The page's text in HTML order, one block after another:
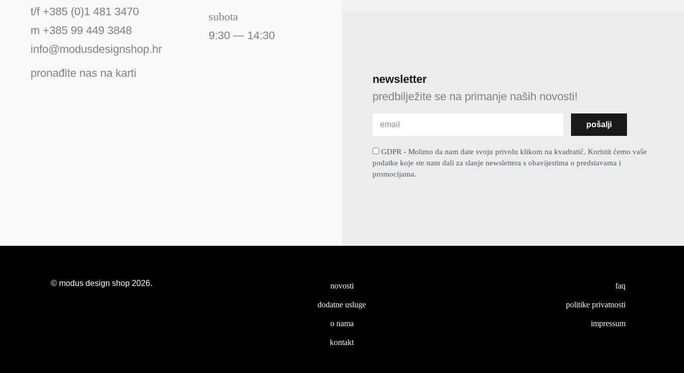
t/f +385 (0)1 481 3470
m +385 99 449 3848
info@modusdesignshop.hr
pronađite nas na karti
subota
9:30 — 14:30
newsletter
predbilježite se na primanje naših novosti!
GDPR - Molimo da nam date svoju privolu klikom na kvadratić. Koristit ćemo vaše
podatke koje ste nam dali za slanje newslettera s obavijestima o predstavama i
promocijama.
© modus design shop 2026. novosti
dodatne usluge
o nama
kontakt
faq
politike privatnosti
impressum